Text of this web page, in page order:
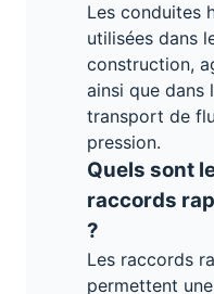
Les conduites
utilisées dans
construction,
ainsi que dans
transport de
pression.
Quels sont
raccords
?
Les raccords
permettent